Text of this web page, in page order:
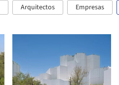
Arquitectos Empresas